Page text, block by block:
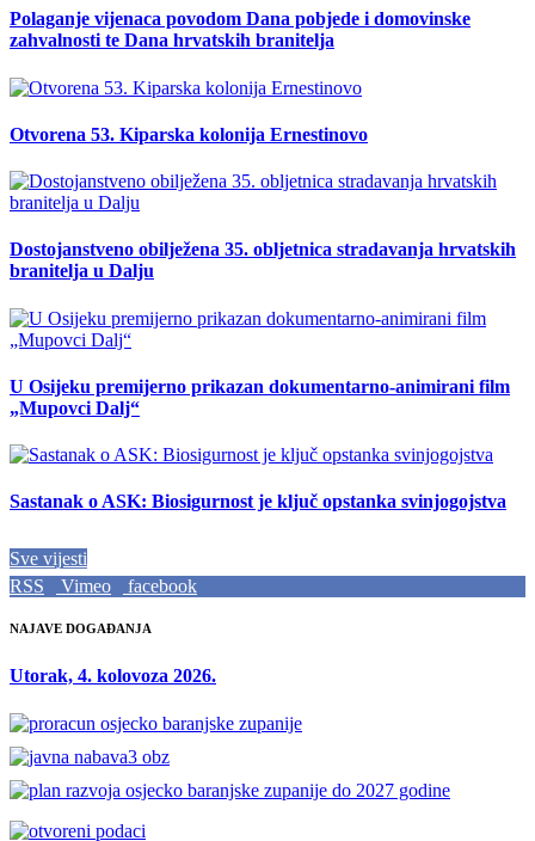
Polaganje vijenaca povodom Dana pobjede i domovinske
zahvalnosti te Dana hrvatskih branitelja
Otvorena 53. Kiparska kolonija Ernestinovo
Dostojanstveno obilježena 35. obljetnica stradavanja hrvatskih
branitelja u Dalju
U Osijeku premijerno prikazan dokumentarno-animirani film
„Mupovci Dalj“
Sastanak o ASK: Biosigurnost je ključ opstanka svinjogojstva
Sve vijesti
RSS
Vimeo facebook
NAJAVE DOGAĐANJA
Utorak, 4. kolovoza 2026.